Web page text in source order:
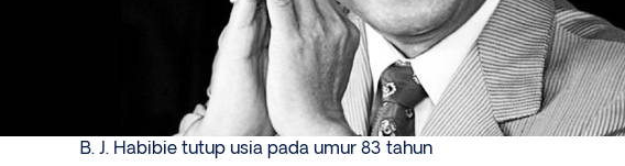
B. J. Habibie tutup usia pada umur 83 tahun